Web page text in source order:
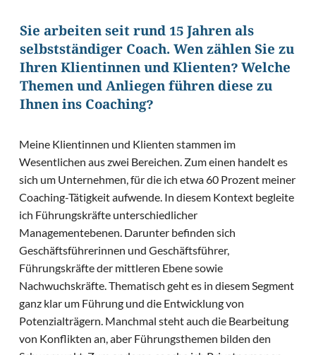
Sie arbeiten seit rund 15 Jahren als
selbstständiger Coach. Wen zählen Sie zu
Ihren Klientinnen und Klienten? Welche
Themen und Anliegen führen diese zu
Ihnen ins Coaching?
Meine Klientinnen und Klienten stammen im
Wesentlichen aus zwei Bereichen. Zum einen handelt es
sich um Unternehmen, für die ich etwa 60 Prozent meiner
Coaching-Tätigkeit aufwende. In diesem Kontext begleite
ich Führungskräfte unterschiedlicher
Managementebenen. Darunter befinden sich
Geschäftsführerinnen und Geschäftsführer,
Führungskräfte der mittleren Ebene sowie
Nachwuchskräfte. Thematisch geht es in diesem Segment
ganz klar um Führung und die Entwicklung von
Potenzialträgern. Manchmal steht auch die Bearbeitung
von Konflikten an, aber Führungsthemen bilden den